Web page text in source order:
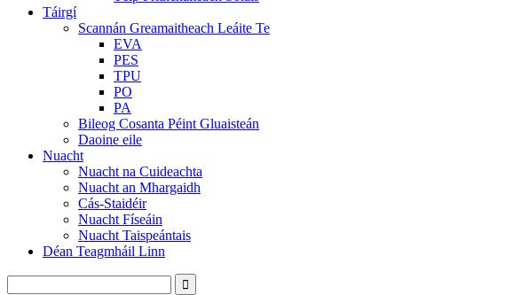
Táirgí
Scannán Greamaitheach Leáite Te
EVA
PES
TPU
PO
PA
Bileog Cosanta Péint Gluaisteán
Daoine eile
Nuacht
Nuacht na Cuideachta
Nuacht an Mhargaidh
Cás-Staidéir
Nuacht Físeáin
Nuacht Taispeántais
Déan Teagmháil Linn